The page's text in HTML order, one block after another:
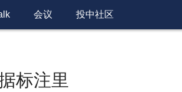
会议 投中社区
标注里